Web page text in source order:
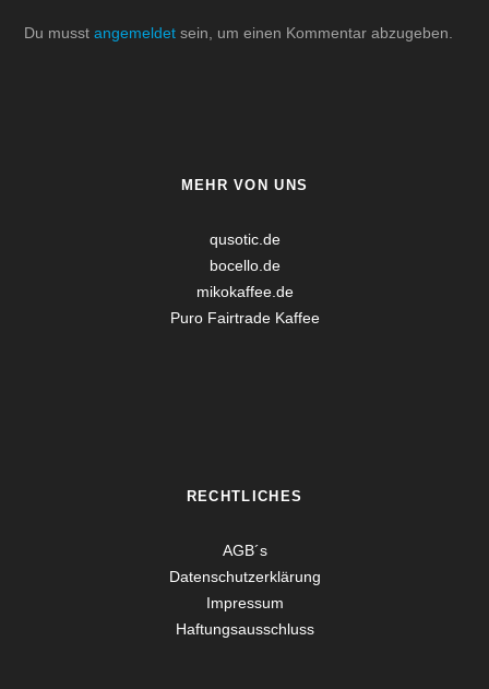
Du musstangemeldet sein, um einen Kommentar abzugeben.
MEHR VON UNS
qusotic.de
bocello.de
mikokaffee.de
Puro Fairtrade Kaffee
RECHTLICHES
AGB´s
Datenschutzerklärung
Impressum
Haftungsausschluss